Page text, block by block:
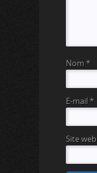
Nom *
E-mail *
Site web